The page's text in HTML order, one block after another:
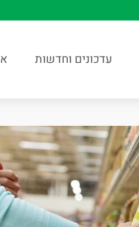
עדכונים וחדשות